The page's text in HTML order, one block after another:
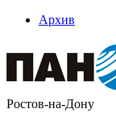
Архив
Ростов-на-Дону